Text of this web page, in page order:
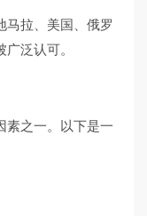
马拉、美国、俄罗
泛认可。
素之一。以下是一